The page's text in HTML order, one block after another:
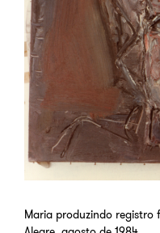
Maria produzindo